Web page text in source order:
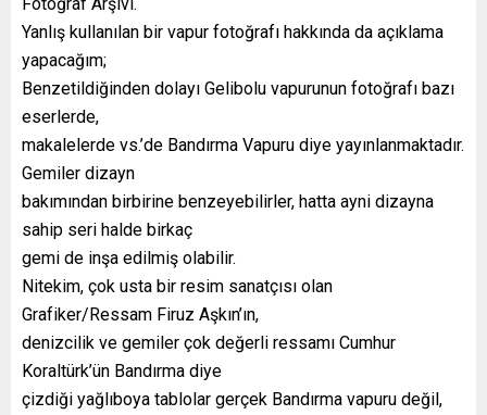
Yanlış kullanılan bir vapur fotoğrafı hakkında da açıklama
yapacağım;
Benzetildiğinden dolayı Gelibolu vapurunun fotoğrafı bazı
eserlerde,
makalelerde vs.’de Bandırma Vapuru diye yayınlanmaktadır.
Gemiler dizayn
bakımından birbirine benzeyebilirler, hatta ayni dizayna
sahip seri halde birkaç
gemi de inşa edilmiş olabilir.
Nitekim, çok usta bir resim sanatçısı olan
Grafiker/Ressam Firuz Aşkın’ın,
denizcilik ve gemiler çok değerli ressamı Cumhur
Koraltürk’ün Bandırma diye
çizdiği yağlıboya tablolar gerçek Bandırma vapuru değil,